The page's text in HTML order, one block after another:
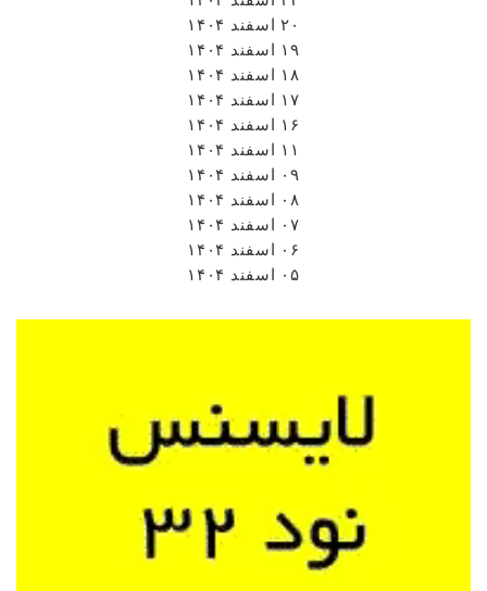
۲۰ اسفند ۱۴۰۴
۱۹ اسفند ۱۴۰۴
۱۸ اسفند ۱۴۰۴
۱۷ اسفند ۱۴۰۴
۱۶ اسفند ۱۴۰۴
۱۱ اسفند ۱۴۰۴
۰۹ اسفند ۱۴۰۴
۰۸ اسفند ۱۴۰۴
۰۷ اسفند ۱۴۰۴
۰۶ اسفند ۱۴۰۴
۰۵ اسفند ۱۴۰۴